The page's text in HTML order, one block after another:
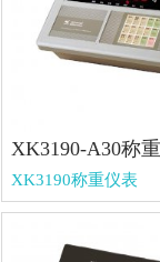
XK3190称重仪表